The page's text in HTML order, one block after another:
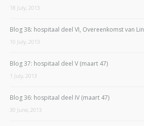
18 July, 2013
Blog 38: hospitaal deel VI, Overeenkomst van
10 July, 2013
Blog 37: hospitaal deel V (maart 47)
1 July, 2013
Blog 36: hospitaal deel IV (maart 47)
30 June, 2013